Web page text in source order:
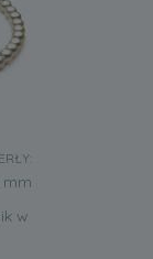
mm
w